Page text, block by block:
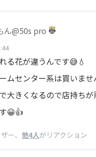
ん@50s pro
る花が違うんです😅💧
ムセンター系は買いま
大きくなるので店持ち
😀👍
ー、 他4人がリアクション